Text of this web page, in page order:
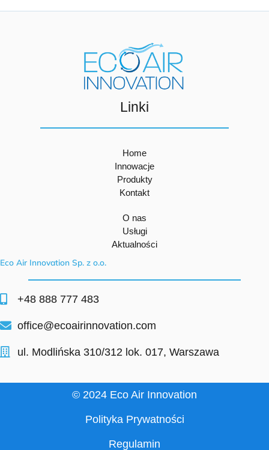
Linki
Home
Innowacje
Produkty
Kontakt
O nas
Usługi
Aktualności
Eco Air Innovation Sp. z o.o.
+48 888 777 483
office@ecoairinnovation.com
ul. Modlińska 310/312 lok. 017, Warszawa
© 2024 Eco Air Innovation
Polityka Prywatności
Regulamin